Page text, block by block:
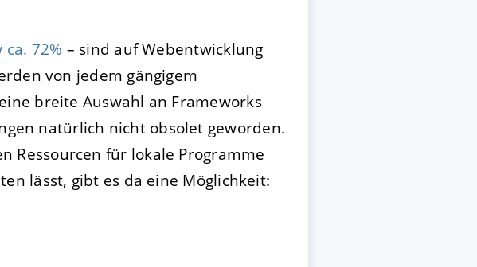
72% – sind auf Webentwicklung
von jedem gängigem
breite Auswahl an Frameworks
natürlich nicht obsolet geworden.
Ressourcen für lokale Programme
lässt, gibt es da eine Möglichkeit: